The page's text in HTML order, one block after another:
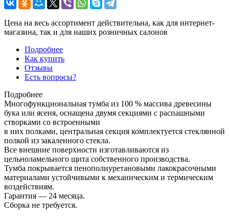
Цена на весь ассортимент действительна, как для интернет-
магазина, так и для наших розничных салонов
Подробнее
Как купить
Отзывы
Есть вопросы?
Подробнее
Многофункциональная тумба из 100 % массива древесины
бука или ясеня, оснащена двумя секциями с распашными
створками со встроенными
в них полками, центральная секция комплектуется стеклянной
полкой из закаленного стекла.
Все внешние поверхности изготавливаются из
цельноламельного щита собственного производства.
Тумба покрывается пенополиуретановыми лакокрасочными
материалами устойчивыми к механическим и термическим
воздействиям.
Гарантия — 24 месяца.
Сборка не требуется.